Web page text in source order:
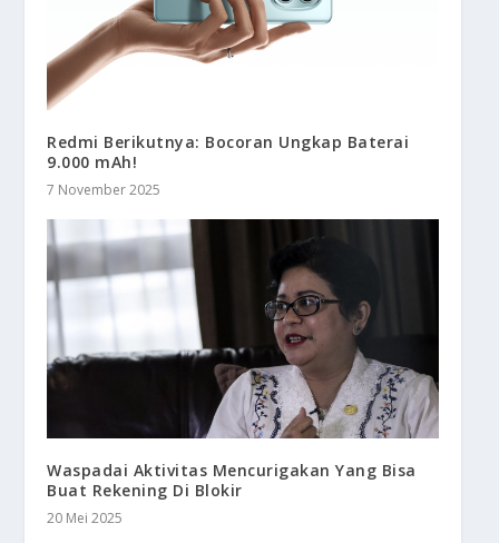
Redmi Berikutnya: Bocoran Ungkap Baterai
9.000 mAh!
7 November 2025
Waspadai Aktivitas Mencurigakan Yang Bisa
Buat Rekening Di Blokir
20 Mei 2025